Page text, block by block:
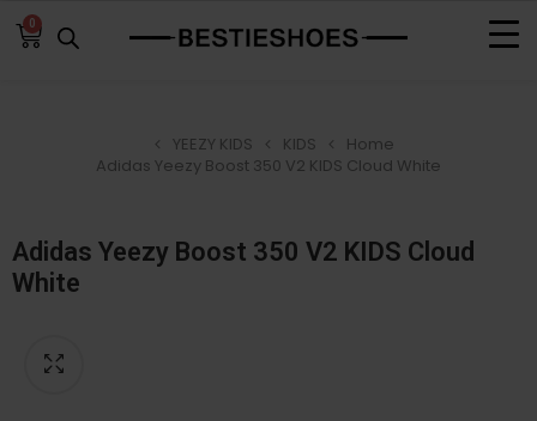
0
Home
KIDS
YEEZY KIDS
Adidas Yeezy Boost 350 V2 KIDS Cloud White
Adidas Yeezy Boost 350 V2 KIDS Cloud
White